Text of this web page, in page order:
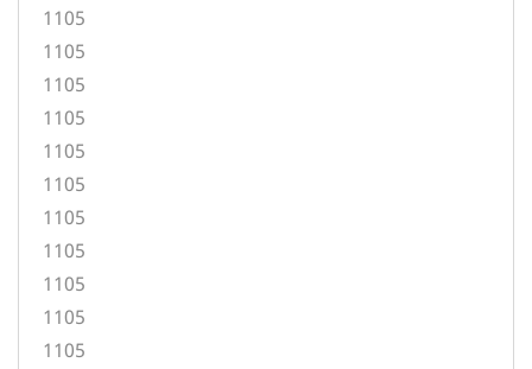
1105
1105
1105
1105
1105
1105
1105
1105
1105
1105
1105